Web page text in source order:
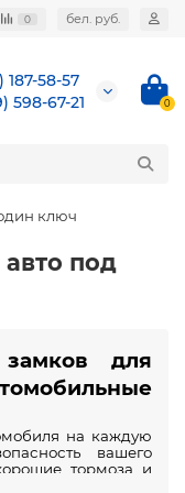
0 бел. руб.
187-58-57
598-67-21
0
ключ
под
для
на каждую
вашего
тормоза и